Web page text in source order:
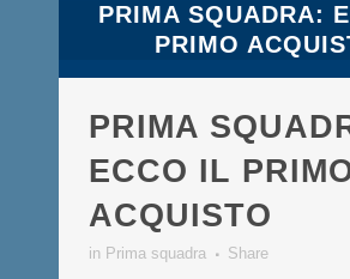
PRIMA SQUADRA:
PRIMO
PRIMA
ECCO IL
ACQUISTO
in Prima squadra Share